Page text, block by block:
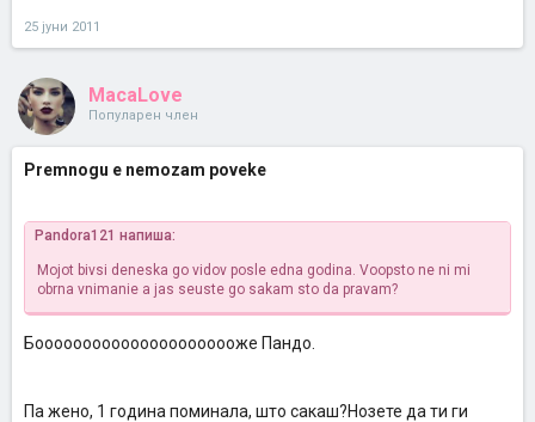
25 јуни 2011
MacaLove
Популарен член
Premnogu e nemozam poveke
Pandora121 напиша:
Mojot bivsi deneska go vidov posle edna godina. Voopsto ne ni mi
obrna vnimanie a jas seuste go sakam sto da pravam?
Боооооооооооооооооооооже Пандо.
Па жено, 1 година поминала, што сакаш?Нозете да ти ги